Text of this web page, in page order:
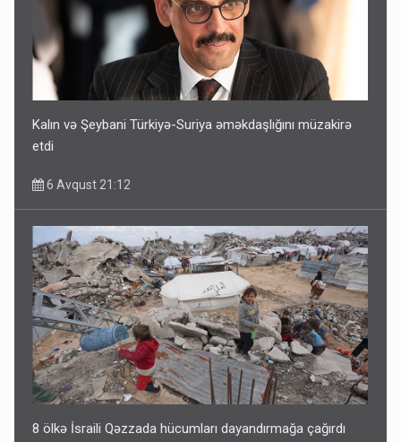
Kalın və Şeybani Türkiyə-Suriya əməkdaşlığını müzakirə
etdi
6 Avqust 21:12
8 ölkə İsraili Qəzzada hücumları dayandırmağa çağırdı